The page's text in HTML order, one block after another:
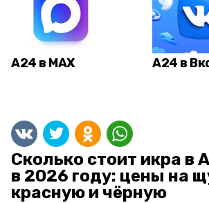
А24 в MAX А24 в
Сколько стоит икра в
в 2026 году: цены на
красную и чёрную